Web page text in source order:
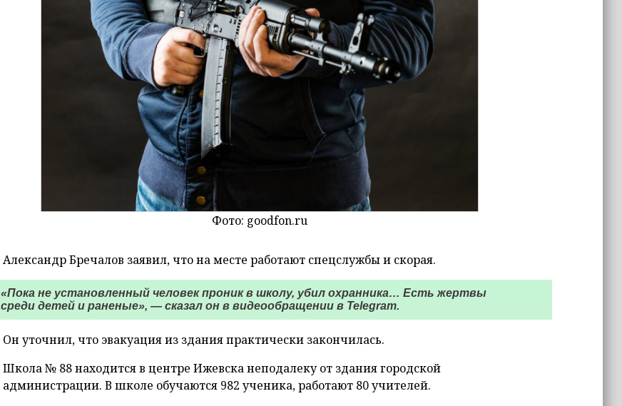
Фото: goodfon.ru
Александр Бречалов заявил, что на месте работают спецслужбы и скорая.
«Пока не установленный человек проник в школу, убил охранника… Есть жертвы
среди детей и раненые», — сказал он в видеообращении в Telegram.
Он уточнил, что эвакуация из здания практически закончилась.
Школа № 88 находится в центре Ижевска неподалеку от здания городской
администрации. В школе обучаются 982 ученика, работают 80 учителей.